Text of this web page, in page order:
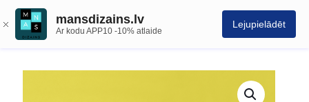
mansdizains.lv
Ar kodu APP10 -10% atlaide
Lejupielādēt